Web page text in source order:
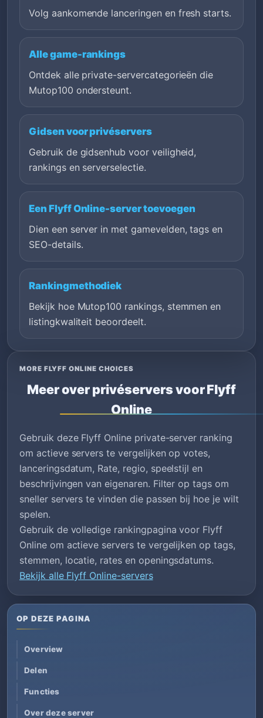
Volg aankomende lanceringen en fresh starts.
Alle game-rankings
Ontdek alle private-servercategorieën die
Mutop100 ondersteunt.
Gidsen voor privéservers
Gebruik de gidsenhub voor veiligheid,
rankings en serverselectie.
Een Flyff Online-server toevoegen
Dien een server in met gamevelden, tags en
SEO-details.
Rankingmethodiek
Bekijk hoe Mutop100 rankings, stemmen en
listingkwaliteit beoordeelt.
MORE FLYFF ONLINE CHOICES
Meer over privéservers voor Flyff
Online
Gebruik deze Flyff Online private-server ranking
om actieve servers te vergelijken op votes,
lanceringsdatum, Rate, regio, speelstijl en
beschrijvingen van eigenaren. Filter op tags om
sneller servers te vinden die passen bij hoe je wilt
spelen.
Gebruik de volledige rankingpagina voor Flyff
Online om actieve servers te vergelijken op tags,
stemmen, locatie, rates en openingsdatums.
Bekijk alle Flyff Online-servers
OP DEZE PAGINA
Overview
Delen
Functies
Over deze server